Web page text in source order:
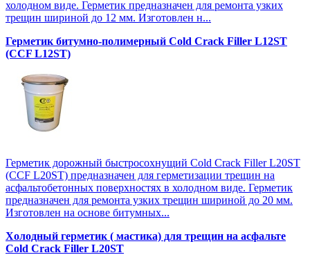
холодном виде. Герметик предназначен для ремонта узких
трещин шириной до 12 мм. Изготовлен н...
Герметик битумно-полимерный Cold Crack Filler L12SТ
(CCF L12SТ)
Герметик дорожный быстросохнущий Cold Crack Filler L20SТ
(CCF L20SТ) предназначен для герметизации трещин на
асфальтобетонных поверхностях в холодном виде. Герметик
предназначен для ремонта узких трещин шириной до 20 мм.
Изготовлен на основе битумных...
Холодный герметик ( мастика) для трещин на асфальте
Cold Crack Filler L20SТ